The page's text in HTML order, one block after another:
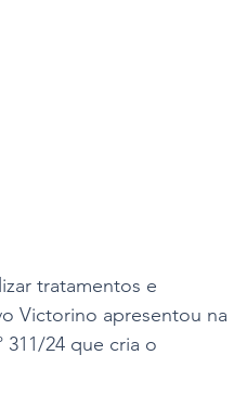
tratamentos e
Victorino apresentou na
311/24 que cria o